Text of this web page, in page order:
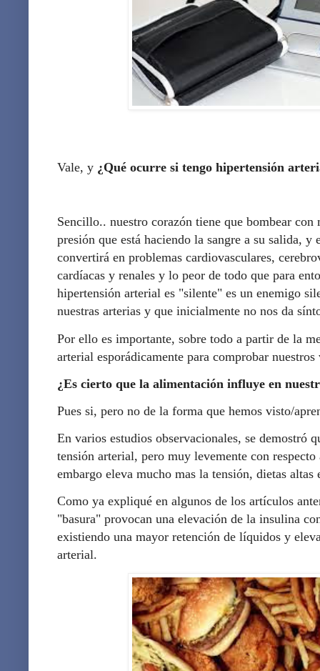
Vale, y ¿Qué ocurre si tengo hipertensión
Sencillo.. nuestro corazón tiene que bombear con
presión que está haciendo la sangre a su salida, y
convertirá en problemas cardiovasculares,
cardíacas y renales y lo peor de todo que para
hipertensión arterial es "silente" es un enemigo
nuestras arterias y que inicialmente no nos da
Por ello es importante, sobre todo a partir de la
arterial esporádicamente para comprobar nuestros
¿Es cierto que la alimentación influye en
Pues si, pero no de la forma que hemos visto/
En varios estudios observacionales, se demostró
tensión arterial, pero muy levemente con
embargo eleva mucho mas la tensión, dietas
Como ya expliqué en algunos de los artículos
"basura" provocan una elevación de la insulina
existiendo una mayor retención de líquidos y
arterial.